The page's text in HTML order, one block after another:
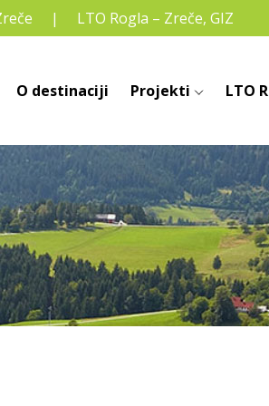
LTO Rogla – Zreče, GIZ
O destinaciji Projekti LTO